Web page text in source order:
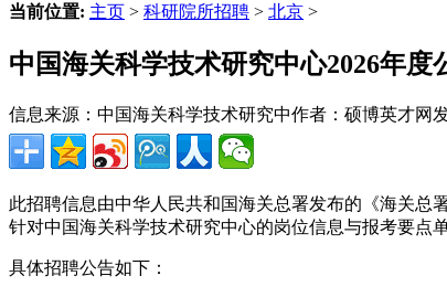
当前位置: 主页 > 科研院所招聘 > 北京 >
中国海关科学技术研究中心2026年
信息来源：中国海关科学技术研究中作者：硕博英才网
此招聘信息由中华人民共和国海关总署发布的《海关总
针对中国海关科学技术研究中心的岗位信息与报考要点
具体招聘公告如下：